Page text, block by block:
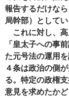
報告するだけな
局幹部）としてい
これに対し、高
「皇太子への事
た元号法の運用
４条は政治の側
る。特定の政権
意見を求めたか